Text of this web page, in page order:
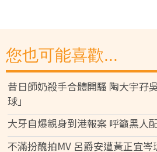
您也可能喜歡...
昔日師奶殺手合體開騷 陶大宇孖
球」
大牙自爆親身到港報案 呼籲黑人
不滿扮醜拍MV 呂爵安遭黃正宜岑